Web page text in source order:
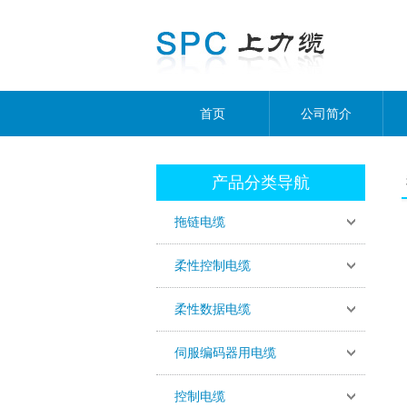
首页 公司简介
产品分类导航
拖链电缆
柔性控制电缆
柔性数据电缆
伺服编码器用电缆
控制电缆